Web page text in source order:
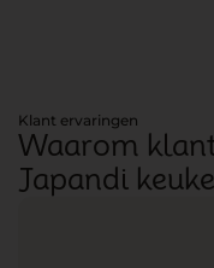
Klant ervaringen
Waarom
Japandi